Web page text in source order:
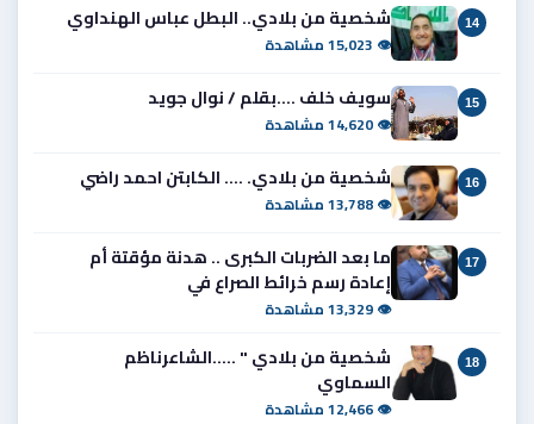
14 شخصية من بلادي.. البطل عباس الهنداوي
👁 15,023 مشاهدة
15 سويف خلف ....بقلم / نوال جويد
👁 14,620 مشاهدة
16 شخصية من بلادي. .... الكابتن احمد راضي
👁 13,788 مشاهدة
17
ما بعد الضربات الكبرى .. هدنة مؤقتة أم
إعادة رسم خرائط الصراع في
👁 13,329 مشاهدة
18
شخصية من بلادي " .....الشاعرناظم
السماوي
👁 12,466 مشاهدة